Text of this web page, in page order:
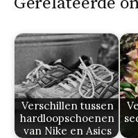
Verschillen tussen
hardloopschoenen
van Nike en Asics